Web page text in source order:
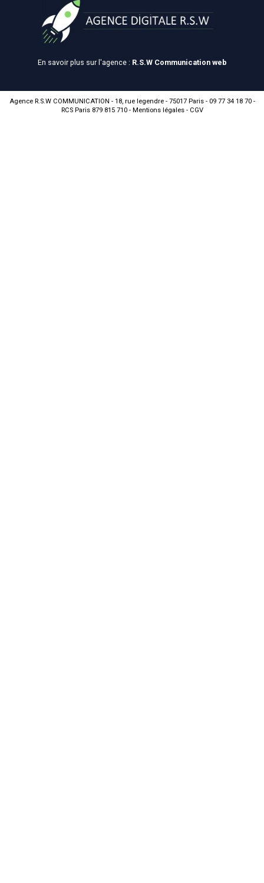
En savoir plus sur l'agence : R.S.W Communication web
Agence R.S.W COMMUNICATION - 18, rue legendre - 75017 Paris - 09 77 34 18 70 -
RCS Paris 879 815 710 - Mentions légales- CGV